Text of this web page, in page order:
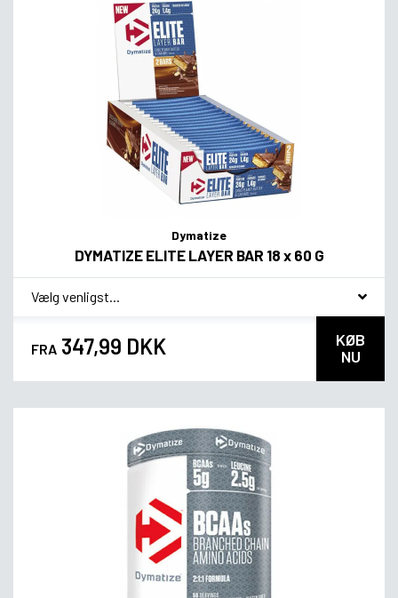
Dymatize
DYMATIZE ELITE LAYER BAR 18 x 60 G
* Smagsvariant
FRA 347,99 DKK
KØB
NU